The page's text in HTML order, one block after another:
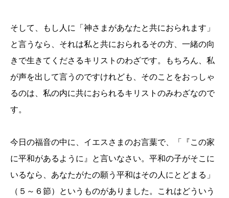
そして、もし人に「神さまがあなたと共におられます」
と言うなら、それは私と共におられるその方、一緒の向
きで生きてくださるキリストのわざです。もちろん、私
が声を出して言うのですけれども、そのことをおっしゃ
るのは、私の内に共におられるキリストのみわざなので
す。
今日の福音の中に、イエスさまのお言葉で、「『この家
に平和があるように』と言いなさい。平和の子がそこに
いるなら、あなたがたの願う平和はその人にとどまる」
（５～６節）というものがありました。これはどういう